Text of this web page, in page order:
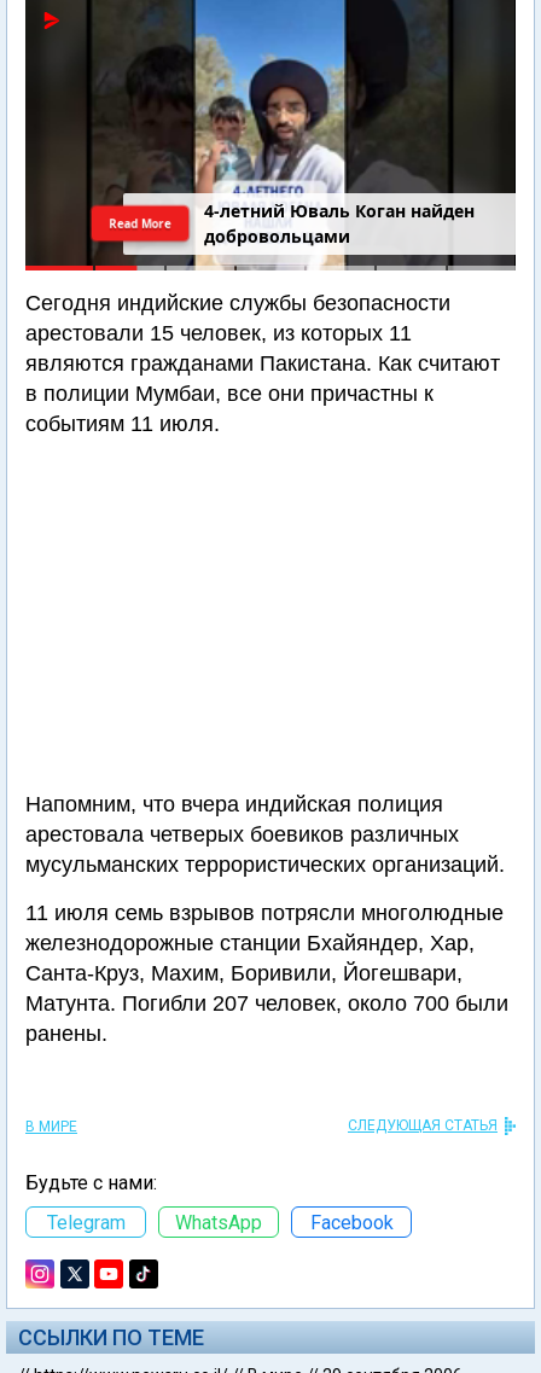
4-летний Юваль Коган найден
добровольцами
Read More
Сегодня индийские службы безопасности
арестовали 15 человек, из которых 11
являются гражданами Пакистана. Как считают
в полиции Мумбаи, все они причастны к
событиям 11 июля.
Напомним, что вчера индийская полиция
арестовала четверых боевиков различных
мусульманских террористических организаций.
11 июля семь взрывов потрясли многолюдные
железнодорожные станции Бхайяндер, Хар,
Санта-Круз, Махим, Боривили, Йогешвари,
Матунта. Погибли 207 человек, около 700 были
ранены.
В МИРЕ СЛЕДУЮЩАЯ СТАТЬЯ
Будьте с нами:
Telegram
WhatsApp Facebook
ССЫЛКИ ПО ТЕМЕ